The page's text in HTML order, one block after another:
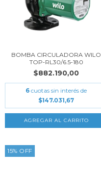
BOMBA CIRCULADORA WILO
TOP-RL30/6.5-180
$882.190,00
6 cuotas sin interés de
$147.031,67
15% OFF